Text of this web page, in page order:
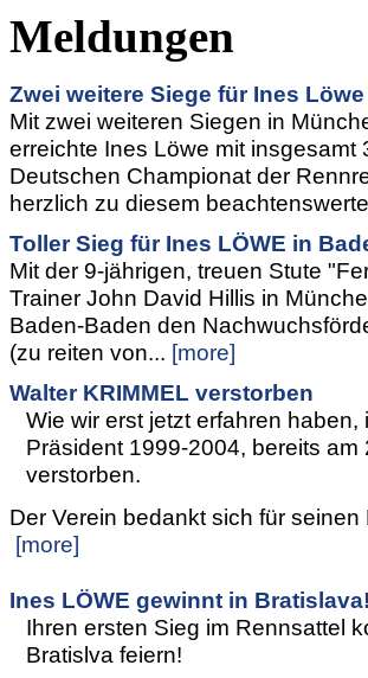
Meldungen
Zwei weitere Siege für Ines
Mit zwei weiteren Siegen in
erreichte Ines Löwe mit insgesamt
Deutschen Championat der
herzlich zu diesem
Toller Sieg für Ines LÖWE in
Mit der 9-jährigen, treuen Stute
Trainer John David Hillis in
Baden-Baden den
(zu reiten von... [more]
Walter KRIMMEL verstorben
Wie wir erst jetzt erfahren haben,
Präsident 1999-2004, bereits
verstorben.
Der Verein bedankt sich für
[more]
Ines LÖWE gewinnt in Bratislava!
Ihren ersten Sieg im Rennsattel
Bratislva feiern!